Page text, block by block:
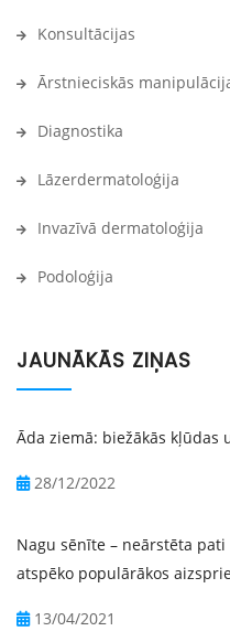
Konsultācijas
Ārstnieciskās
Diagnostika
Lāzerdermatoloģija
Invazīvā dermatoloģija
Podoloģija
JAUNĀKĀS ZIŅAS
Āda ziemā: biežākās
28/12/2022
Nagu sēnīte – neārstēta
atspēko populārākos
13/04/2021